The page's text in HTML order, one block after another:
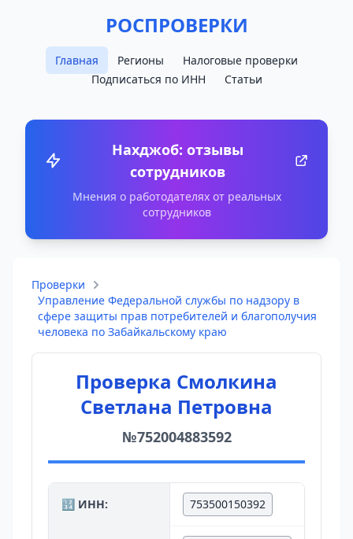
РОСПРОВЕРКИ
Главная Регионы
Налоговые проверки
Подписаться по ИНН
Статьи
Нахджоб: отзывы
сотрудников
Мнения о работодателях от реальных
сотрудников
Проверки
Управление Федеральной службы по надзору в
сфере защиты прав потребителей и благополучия
человека по Забайкальскому краю
Проверка Смолкина
Светлана Петровна
№752004883592
🔢 ИНН: 753500150392